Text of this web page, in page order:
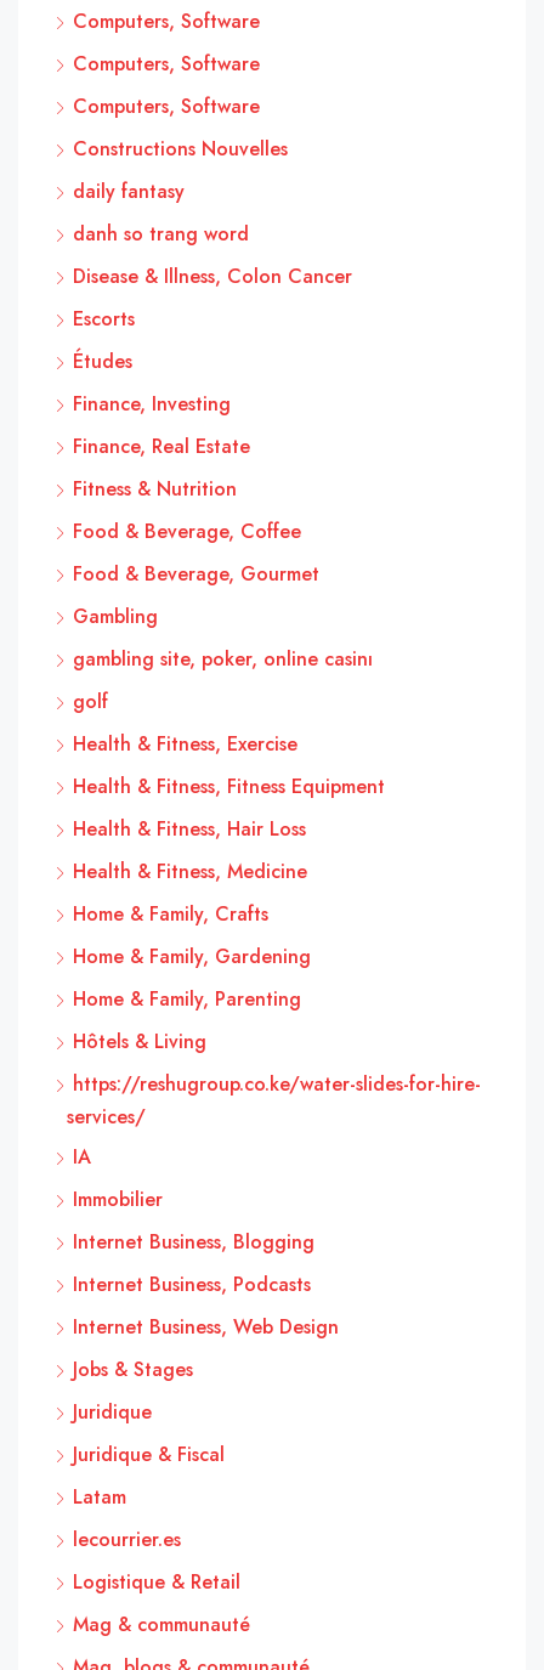
Computers, Software
Computers, Software
Computers, Software
Constructions Nouvelles
daily fantasy
danh so trang word
Disease & Illness, Colon Cancer
Escorts
Études
Finance, Investing
Finance, Real Estate
Fitness & Nutrition
Food & Beverage, Coffee
Food & Beverage, Gourmet
Gambling
gambling site, poker, online casinı
golf
Health & Fitness, Exercise
Health & Fitness, Fitness Equipment
Health & Fitness, Hair Loss
Health & Fitness, Medicine
Home & Family, Crafts
Home & Family, Gardening
Home & Family, Parenting
Hôtels & Living
https://reshugroup.co.ke/water-slides-for-hire-
services/
IA
Immobilier
Internet Business, Blogging
Internet Business, Podcasts
Internet Business, Web Design
Jobs & Stages
Juridique
Juridique & Fiscal
Latam
lecourrier.es
Logistique & Retail
Mag & communauté